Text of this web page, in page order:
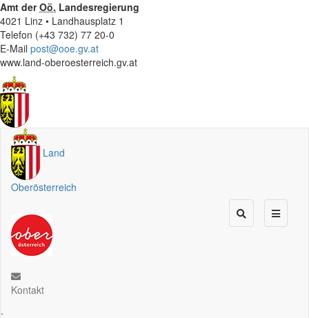
Amt derOö. Landesregierung
4021 Linz • Landhausplatz 1
Telefon (+43 732) 77 20-0
E-Mail post@ooe.gv.at
www.land-oberoesterreich.gv.at
Land
Oberösterreich
Kontakt
.